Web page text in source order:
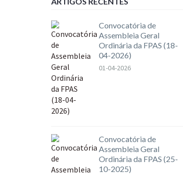
Convocatória de
Assembleia Geral
Ordinária da FPAS (18-
04-2026)
01-04-2026
Convocatória de
Assembleia Geral
Ordinária da FPAS (25-
10-2025)